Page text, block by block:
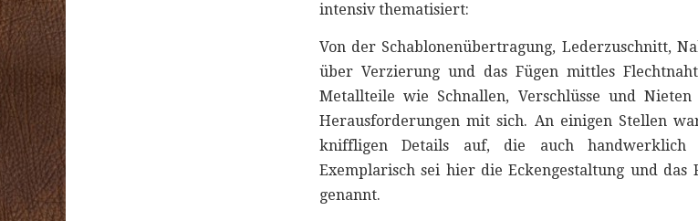
intensiv thematisiert:
Von der Schablonenübertragung, Lederzuschnitt,
über Verzierung und das Fügen mittles
Metallteile wie Schnallen, Verschlüsse und
Herausforderungen mit sich. An einigen Stellen
kniffligen Details auf, die auch handwerklich
Exemplarisch sei hier die Eckengestaltung und das
genannt.